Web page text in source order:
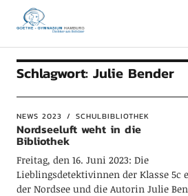
Goethe-Gymnasium
Schlagwort: Julie Bender
NEWS 2023 SCHULBIBLIOTHEK
Nordseeluft weht in die
Bibliothek
Freitag, den 16. Juni 2023: Die
Lieblingsdetektivinnen der Klasse
der Nordsee und die Autorin Julie